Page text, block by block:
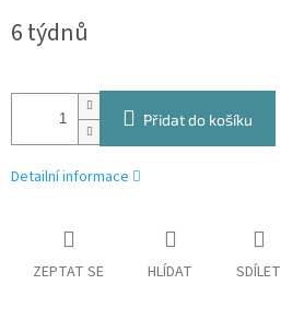
cena:
6 týdnů
Přidat do košíku
Detailní informace
ZEPTAT SE HLÍDAT SDÍLET